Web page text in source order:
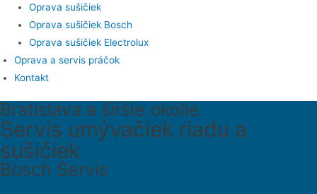
Oprava sušičiek
Oprava sušičiek Bosch
Oprava sušičiek Electrolux
Oprava a servis práčok
Kontakt
Bratislava a širšie okolie
Servis umývačiek riadu a
sušičiek
Bosch Servis